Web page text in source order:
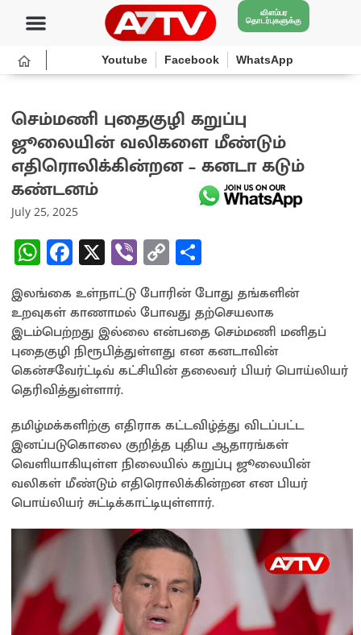
விளம்பர
தொடர்புகளுக்கு
Youtube Facebook WhatsApp
செம்மணி புதைகுழி கறுப்பு
ஜூலையின் வலிகளை மீண்டும்
எதிரொலிக்கின்றன – கனடா கடும்
கண்டனம்
July 25, 2025
W
h
at
sA
p
p
Fa
ce
b
o
o
k
X Vi
b
er
C
o
py
Li
n
k
h
ar
e
இலங்கை உள்நாட்டு போரின் போது தங்களின்
உறவுகள் காணாமல் போவது தற்செயலாக
இடம்பெற்றது இல்லை என்பதை செம்மணி மனிதப்
புதைகுழி நிரூபித்துள்ளது என கனடாவின்
கென்சவேர்ட்டிவ் கட்சியின் தலைவர் பியர் பொய்லியர்
தெரிவித்துள்ளார்.
தமிழ்மக்களிற்கு எதிராக கட்டவிழ்த்து விடப்பட்ட
இனப்படுகொலை குறித்த புதிய ஆதாரங்கள்
வெளியாகியுள்ள நிலையில் கறுப்பு ஜூலையின்
வலிகள் மீண்டும் எதிரொலிக்கின்றன என பியர்
பொய்லியர் சுட்டிக்காட்டியுள்ளார்.